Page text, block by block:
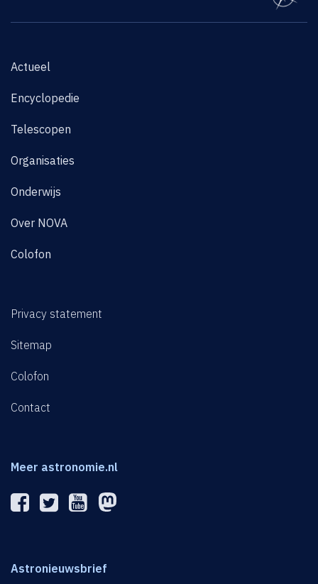
Actueel
Encyclopedie
Telescopen
Organisaties
Onderwijs
Over NOVA
Colofon
Privacy statement
Sitemap
Colofon
Contact
Meer astronomie.nl
Astronieuwsbrief